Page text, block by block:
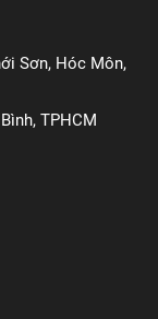
Sơn, Hóc Môn,
TPHCM